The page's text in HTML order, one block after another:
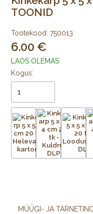
TOONID
Tootekood: 750013
6.00
LAOS OLEMAS
Kogus:
MÜÜGI- JA